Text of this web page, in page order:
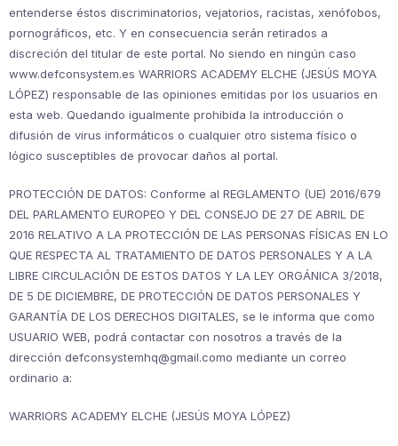
entenderse éstos discriminatorios, vejatorios, racistas, xenófobos,
pornográficos, etc. Y en consecuencia serán retirados a
discreción del titular de este portal. No siendo en ningún caso
www.defconsystem.es WARRIORS ACADEMY ELCHE (JESÚS MOYA
LÓPEZ) responsable de las opiniones emitidas por los usuarios en
esta web. Quedando igualmente prohibida la introducción o
difusión de virus informáticos o cualquier otro sistema físico o
lógico susceptibles de provocar daños al portal.
PROTECCIÓN DE DATOS: Conforme al REGLAMENTO (UE) 2016/679
DEL PARLAMENTO EUROPEO Y DEL CONSEJO DE 27 DE ABRIL DE
2016 RELATIVO A LA PROTECCIÓN DE LAS PERSONAS FÍSICAS EN LO
QUE RESPECTA AL TRATAMIENTO DE DATOS PERSONALES Y A LA
LIBRE CIRCULACIÓN DE ESTOS DATOS Y LA LEY ORGÁNICA 3/2018,
DE 5 DE DICIEMBRE, DE PROTECCIÓN DE DATOS PERSONALES Y
GARANTÍA DE LOS DERECHOS DIGITALES, se le informa que como
USUARIO WEB, podrá contactar con nosotros a través de la
dirección defconsystemhq@gmail.como mediante un correo
ordinario a:
WARRIORS ACADEMY ELCHE (JESÚS MOYA LÓPEZ)